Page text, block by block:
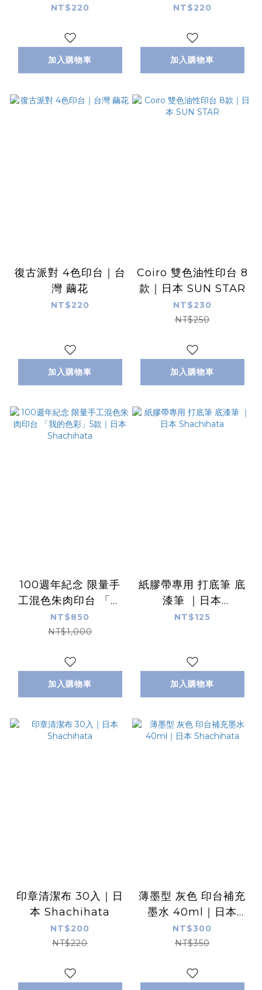
NT$220
加入購物車
NT$220
加入購物車
復古派對 4色印台｜台
灣 繭花
NT$220
加入購物車
Coiro 雙色油性印台 8
款｜日本 SUN STAR
NT$230
NT$250
加入購物車
100週年紀念 限量手
工混色朱肉印台 「我
的色彩」5款｜日本
Shachihata
NT$850
NT$1,000
加入購物車
紙膠帶專用 打底筆 底
漆筆 ｜日本
Shachihata
NT$125
加入購物車
印章清潔布 30入｜日
本 Shachihata
NT$200
NT$220
薄墨型 灰色 印台補充
墨水 40ml｜日本
Shachihata
NT$300
NT$350